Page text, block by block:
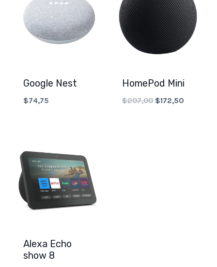
Google Nest
$74,75
HomePod Mini
$207,00 Original
$172,50
Alexa Echo
show 8